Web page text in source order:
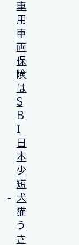
車
用
車
両
保
険
は
S
B
I
日
本
少
短
犬
猫
う
さ